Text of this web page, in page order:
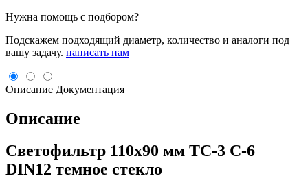
Нужна помощь с подбором?
Подскажем подходящий диаметр, количество и аналоги под
вашу задачу. написать нам
Описание Документация
Описание
Светофильтр 110х90 мм ТС-3 С-6
DIN12 темное стекло